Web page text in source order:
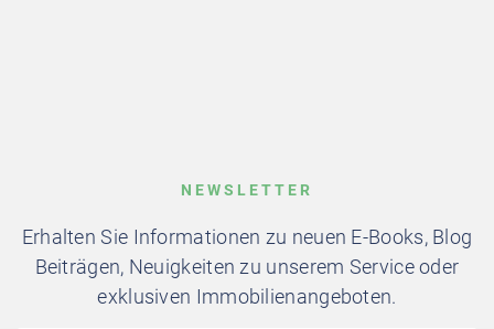
NEWSLETTER
Erhalten Sie Informationen zu neuen E-Books, Blog
Beiträgen, Neuigkeiten zu unserem Service oder
exklusiven Immobilienangeboten.